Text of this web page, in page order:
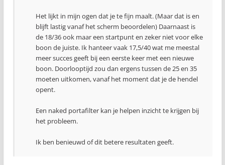
Het lijkt in mijn ogen dat je te fijn maalt. (Maar dat is en
blijft lastig vanaf het scherm beoordelen) Daarnaast is
de 18/36 ook maar een startpunt en zeker niet voor elke
boon de juiste. Ik hanteer vaak 17,5/40 wat me meestal
meer succes geeft bij een eerste keer met een nieuwe
boon. Doorlooptijd zou dan ergens tussen de 25 en 35
moeten uitkomen, vanaf het moment dat je de hendel
opent.
Een naked portafilter kan je helpen inzicht te krijgen bij
het probleem.
Ik ben benieuwd of dit betere resultaten geeft.